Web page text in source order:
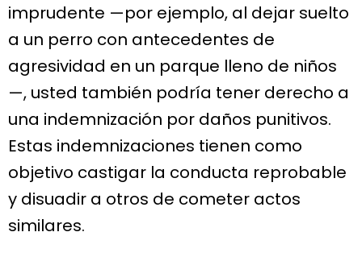
imprudente —por ejemplo, al dejar suelto
a un perro con antecedentes de
agresividad en un parque lleno de niños
—, usted también podría tener derecho a
una indemnización por daños punitivos.
Estas indemnizaciones tienen como
objetivo castigar la conducta reprobable
y disuadir a otros de cometer actos
similares.